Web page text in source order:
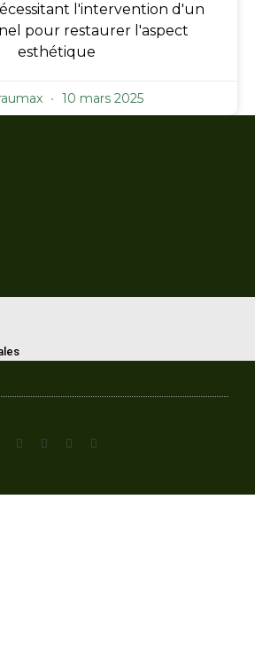
l'intervention d'un
pour restaurer l'aspect
esthétique
10 mars 2025